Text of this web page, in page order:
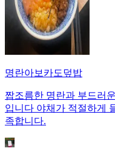
명란아보카도덮밥
짭조름한 명란과 부드러
입니다 야채가 적절하게
족합니다.